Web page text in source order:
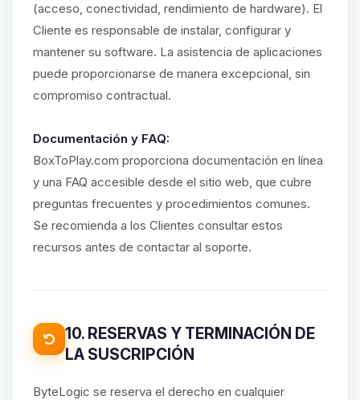
(acceso, conectividad, rendimiento de hardware). El
Cliente es responsable de instalar, configurar y
mantener su software. La asistencia de aplicaciones
puede proporcionarse de manera excepcional, sin
compromiso contractual.
Documentación y FAQ:
BoxToPlay.com proporciona documentación en línea
y una FAQ accesible desde el sitio web, que cubre
preguntas frecuentes y procedimientos comunes.
Se recomienda a los Clientes consultar estos
recursos antes de contactar al soporte.
10. RESERVAS Y TERMINACIÓN DE
LA SUSCRIPCIÓN
ByteLogic se reserva el derecho en cualquier